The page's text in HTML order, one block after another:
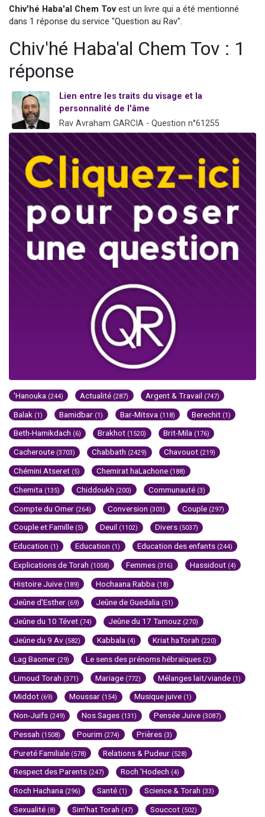
13 personnes viennent de demander une bénédiction
30 personnes viennent de faire un don pour Sauvez la jambe de Yohan
Il reste 49 places pour étudier en groupe sur Zoom
Chiv'hé Haba'al Chem Tov est un livre qui a été mentionné
dans 1 réponse du service "Question au Rav".
Chiv'hé Haba'al Chem Tov : 1
réponse
Lien entre les traits du visage et la
personnalité de l'âme
Rav Avraham GARCIA - Question n°61255
'Hanouka (244) Actualité (287) Argent & Travail (747)
Balak (1) Bamidbar (1) Bar-Mitsva (118) Berechit (1)
Beth-Hamikdach (6) Brakhot (1520) Brit-Mila (176)
Cacheroute (3703) Chabbath (2429) Chavouot (219)
Chémini Atseret (5) Chemirat haLachone (188)
Chemita (135) Chiddoukh (200) Communauté (3)
Compte du Omer (264) Conversion (303) Couple (297)
Couple et Famille (5) Deuil (1102) Divers (5037)
Education (1) Education (1) Education des enfants (244)
Explications de Torah (1058) Femmes (316) Hassidout (4)
Histoire Juive (189) Hochaana Rabba (18)
Jeûne d'Esther (69) Jeûne de Guedalia (51)
Jeûne du 10 Tévet (74) Jeûne du 17 Tamouz (270)
Jeûne du 9 Av (582) Kabbala (4) Kriat haTorah (220)
Lag Baomer (29) Le sens des prénoms hébraïques (2)
Limoud Torah (371) Mariage (772) Mélanges lait/viande (1)
Middot (69) Moussar (154) Musique juive (1)
Non-Juifs (249) Nos Sages (131) Pensée Juive (3087)
Pessah (1508) Pourim (274) Prières (3)
Pureté Familiale (578) Relations & Pudeur (528)
Respect des Parents (247) Roch 'Hodech (4)
Roch Hachana (296) Santé (1) Science & Torah (33)
Sexualité (8) Sim'hat Torah (47) Souccot (502)